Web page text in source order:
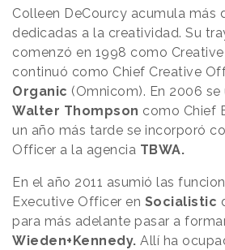
Colleen DeCourcy acumula más
dedicadas a la creatividad. Su
comenzó en 1998 como
continuó como Chief Creative
Organic (Omnicom). En 2006
Walter Thompson como Chief
un año más tarde se incorporó
Officer a la agencia TBWA.
En el año 2011 asumió las
Executive Officer en Socialistic
para más adelante pasar a
Wieden+Kennedy. Allí ha